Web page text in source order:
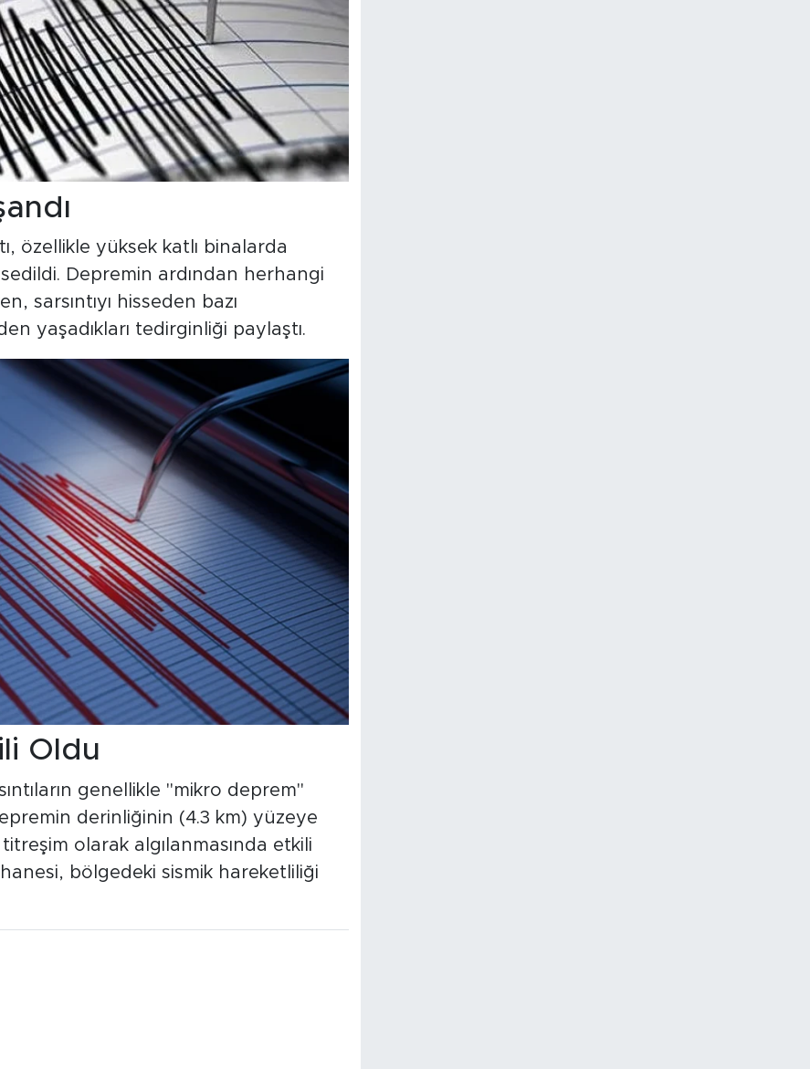
özellikle yüksek katlı binalarda
Depremin ardından herhangi
sarsıntıyı hisseden bazı
yaşadıkları tedirginliği paylaştı.
Oldu
genellikle "mikro deprem"
derinliğinin (4.3 km) yüzeye
titreşim olarak algılanmasında etkili
bölgedeki sismik hareketliliği